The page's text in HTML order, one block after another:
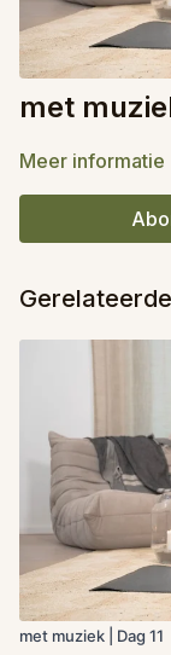
met
Meer informatie
met muziek | Dag 11